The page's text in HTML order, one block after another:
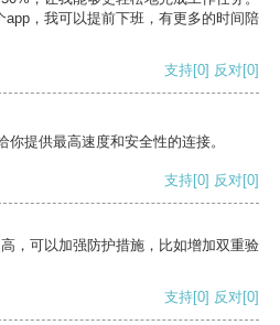
，我可以提前下班，有更多的时间陪
支持[0] 反对[0]
提供最高速度和安全性的连接。
支持[0] 反对[0]
，可以加强防护措施，比如增加双重验
支持[0] 反对[0]